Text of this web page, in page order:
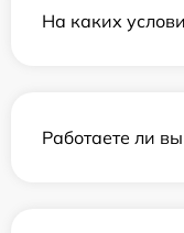
На каких
Работаете ли